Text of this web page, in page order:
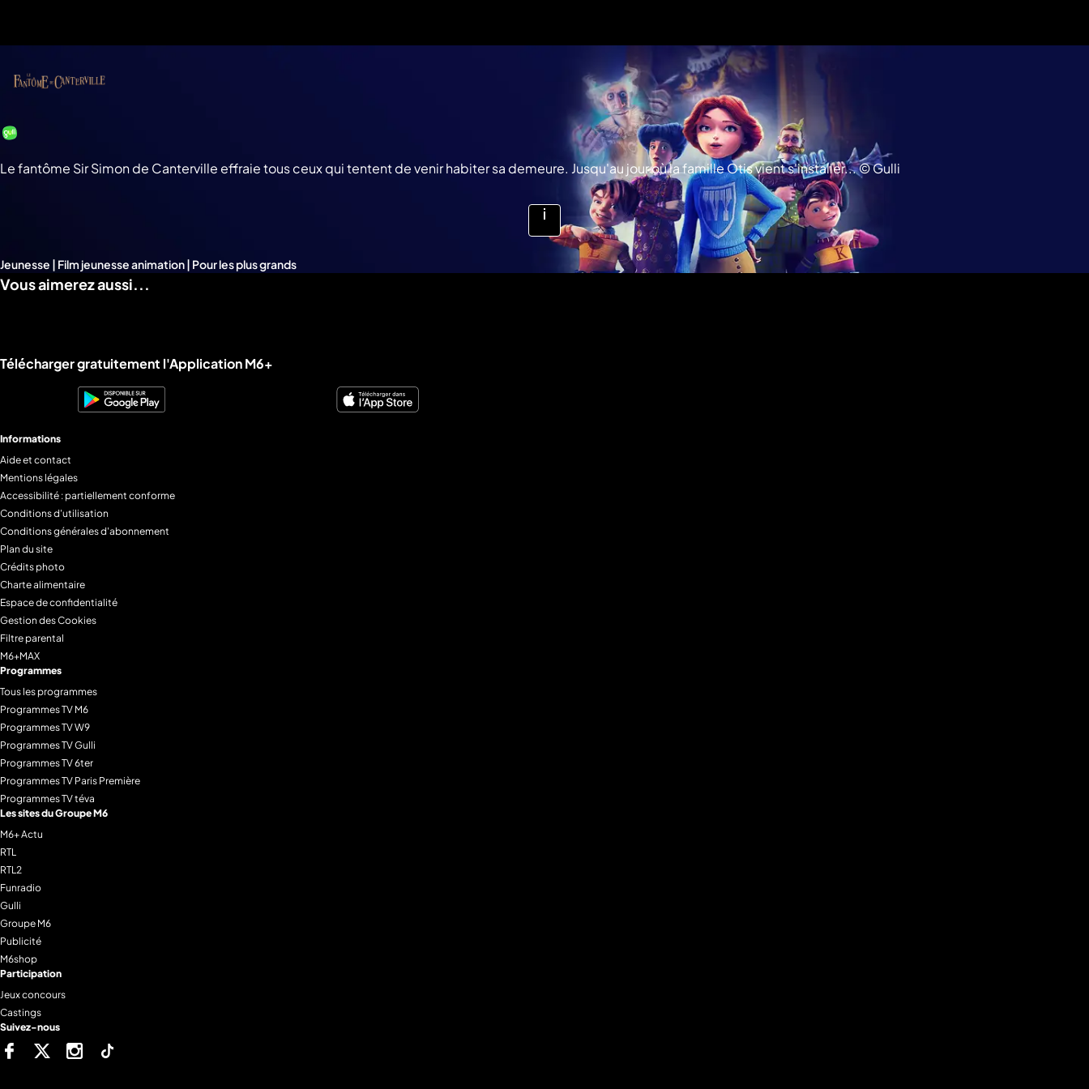
Le fantôme Sir Simon de Canterville effraie tous ceux qui tentent de venir habiter sa demeure. Jusqu'au jour où la famille Otis vient s'installer... © Gulli
Voir
plus
d'infos
Jeunesse | Film jeunesse animation | Pour les plus grands
Vous aimerez aussi...
Liens utiles M6+.
Télécharger gratuitement l'Application M6+
Informations
Aide et contact
Mentions légales
Accessibilité : partiellement conforme
Conditions d'utilisation
Conditions générales d'abonnement
Plan du site
Crédits photo
Charte alimentaire
Espace de confidentialité
Gestion des Cookies
Filtre parental
M6+MAX
Programmes
Tous les programmes
Programmes TV M6
Programmes TV W9
Programmes TV Gulli
Programmes TV 6ter
Programmes TV Paris Première
Programmes TV téva
Les sites du Groupe M6
M6+ Actu
RTL
RTL2
Funradio
Gulli
Groupe M6
Publicité
M6shop
Participation
Jeux concours
Castings
Suivez-nous
FacebookTwitter Instagram